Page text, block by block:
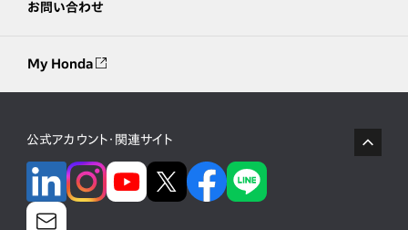
お問い合わせ
My Honda
公式アカウント・関連サイト